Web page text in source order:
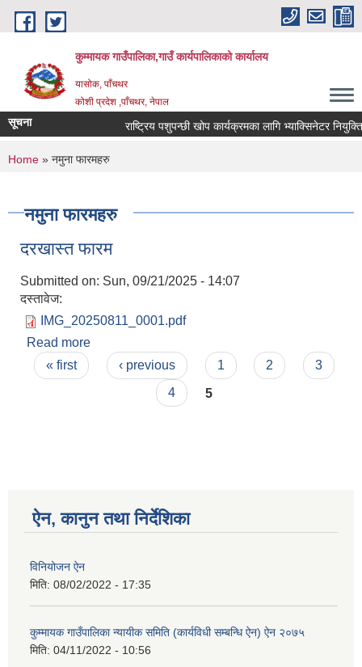
Skip to main content
कुम्मायक गाउँपालिका,गाउँ कार्यपालिकाको कार्यालय
यासोक, पाँचथर
कोशी प्रदेश ,पाँचथर, नेपाल
सूचना राष्ट्रिय पशुपन्छी खोप कार्यक्रमका लागि भ्याक्सिनेटर
You are here
Home » नमुना फारमहरु
नमुना फारमहरु
दरखास्त फारम
Submitted on: Sun, 09/21/2025 - 14:07
दस्तावेज:
IMG_20250811_0001.pdf
Read more
Pages
« first ‹ previous 1 2
3
4
5
ऐन, कानुन तथा निर्देशिका
विनियोजन ऐन
मिति: 08/02/2022 - 17:35
कुम्मायक गाउँपालिका न्यायीक समिति (कार्यविधी सम्बन्धि ऐन) ऐन २०७५
मिति: 04/11/2022 - 10:56